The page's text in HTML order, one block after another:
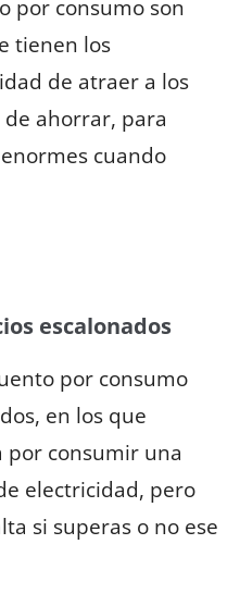
por consumo son
tienen los
de atraer a los
ahorrar, para
cuando
escalonados
por consumo
en los que
consumir una
electricidad, pero
si superas o no ese